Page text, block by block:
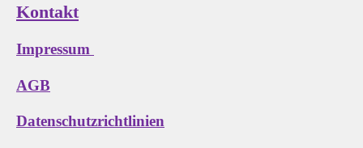
Kontakt
Impressum
AGB
Datenschutzrichtlinien